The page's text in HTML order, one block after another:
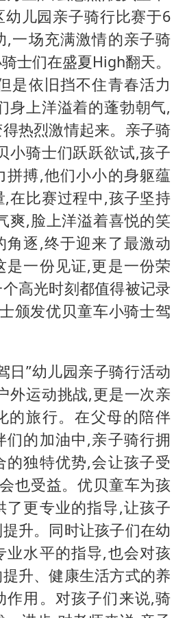
儿园亲子骑行比赛于6
,一场充满激情的亲子骑
士们在盛夏High翻天。
是依旧挡不住青春活力
身上洋溢着的蓬勃朝气,
热烈激情起来。亲子骑
小骑士们跃跃欲试,孩子
拼搏,他们小小的身躯蕴
在比赛过程中,孩子坚持
爽,脸上洋溢着喜悦的笑
角逐,终于迎来了最激动
是一份见证,更是一份荣
高光时刻都值得被记录
颁发优贝童车小骑士驾
日”幼儿园亲子骑行活动
外运动挑战,更是一次亲
的旅行。在父母的陪伴
们的加油中,亲子骑行拥
的独特优势,会让孩子受
也受益。优贝童车为孩
了更专业的指导,让孩子
升。同时让孩子们在幼
业水平的指导,也会对孩
升、健康生活方式的养
作用。对孩子们来说,骑